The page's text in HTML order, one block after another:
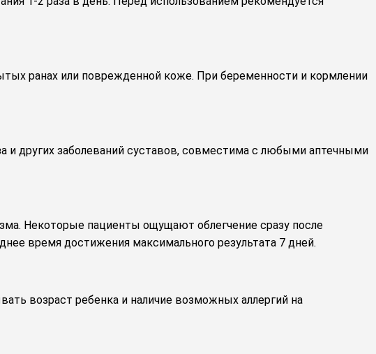
ранах или поврежденной коже. При беременности и кормлении
и других заболеваний суставов, совместима с любыми аптечными
Некоторые пациенты ощущают облегчение сразу после
время достижения максимального результата 7 дней.
возраст ребенка и наличие возможных аллергий на